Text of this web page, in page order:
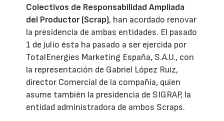
Colectivos de Responsabilidad Ampliada
del Productor (Scrap), han acordado renovar
la presidencia de ambas entidades. El pasado
1 de julio ésta ha pasado a ser ejercida por
TotalEnergies Marketing España, S.A.U., con
la representación de Gabriel López Ruiz,
director Comercial de la compañía, quien
asume también la presidencia de SIGRAP, la
entidad administradora de ambos Scraps.